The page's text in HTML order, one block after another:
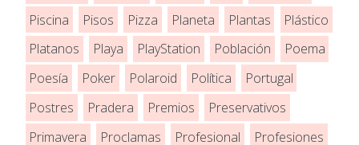
Piscina
Pisos Pizza Planeta Plantas
Plástico
Platanos
Playa PlayStation Población
Poema
Poesía
Poker Polaroid Política
Portugal
Postres
Pradera Premios
Preservativos
Primavera
Proclamas Profesional
Profesiones